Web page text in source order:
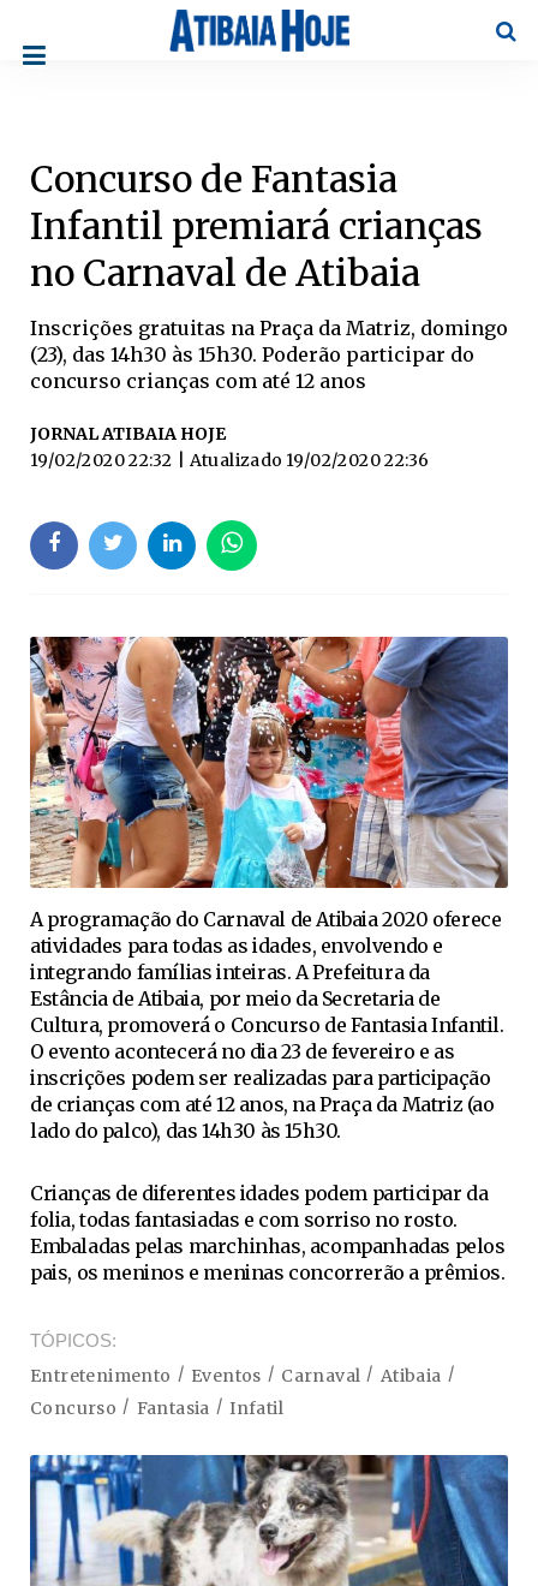
Concurso de Fantasia
Infantil premiará crianças
no Carnaval de Atibaia
Inscrições gratuitas na Praça da Matriz, domingo
(23), das 14h30 às 15h30. Poderão participar do
concurso crianças com até 12 anos
JORNAL ATIBAIA HOJE
19/02/2020 22:32
| Atualizado 19/02/2020 22:36
A programação do Carnaval de Atibaia 2020 oferece
atividades para todas as idades, envolvendo e
integrando famílias inteiras. A Prefeitura da
Estância de Atibaia, por meio da Secretaria de
Cultura, promoverá o Concurso de Fantasia Infantil.
O evento acontecerá no dia 23 de fevereiro e as
inscrições podem ser realizadas para participação
de crianças com até 12 anos, na Praça da Matriz (ao
lado do palco), das 14h30 às 15h30.
Crianças de diferentes idades podem participar da
folia, todas fantasiadas e com sorriso no rosto.
Embaladas pelas marchinhas, acompanhadas pelos
pais, os meninos e meninas concorrerão a prêmios.
TÓPICOS
Entretenimento Eventos Carnaval
Atibaia
Concurso
Fantasia Infatil